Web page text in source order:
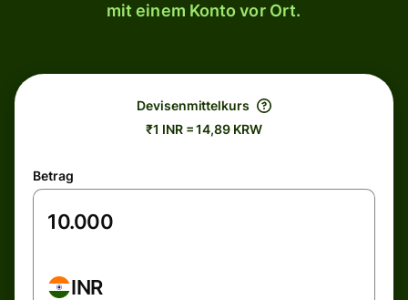
mit einem Konto vor Ort.
Devisenmittelkurs
₹1 INR = 14,89 KRW
Betrag
INR